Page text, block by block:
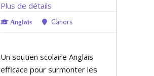
Plus de détails
Anglais Cahors
Un soutien scolaire Anglais
efficace pour surmonter les